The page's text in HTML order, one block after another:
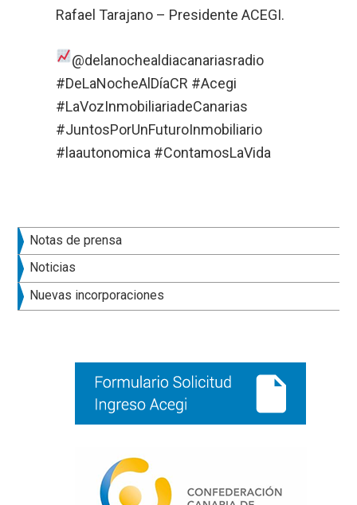
Rafael Tarajano – Presidente ACEGI.
@delanochealdiacanariasradio
#DeLaNocheAlDíaCR #Acegi
#LaVozInmobiliariadeCanarias
#JuntosPorUnFuturoInmobiliario
#laautonomica #ContamosLaVida
Barra
lateral
principal
Notas de prensa
Noticias
Nuevas incorporaciones